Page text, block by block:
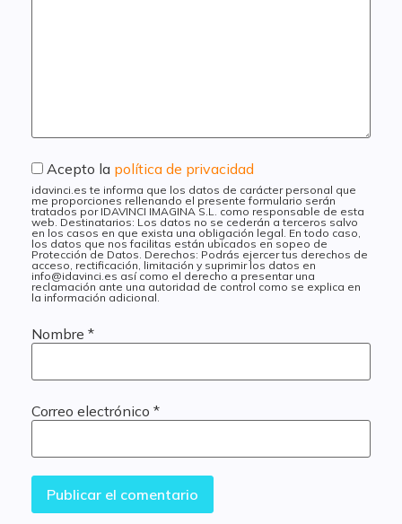
Acepto la política de privacidad
idavinci.es te informa que los datos de carácter personal que
me proporciones rellenando el presente formulario serán
tratados por IDAVINCI IMAGINA S.L. como responsable de esta
web. Destinatarios: Los datos no se cederán a terceros salvo
en los casos en que exista una obligación legal. En todo caso,
los datos que nos facilitas están ubicados en sopeo de
Protección de Datos. Derechos: Podrás ejercer tus derechos de
acceso, rectificación, limitación y suprimir los datos en
info@idavinci.es así como el derecho a presentar una
reclamación ante una autoridad de control como se explica en
la información adicional.
Nombre *
Correo electrónico *